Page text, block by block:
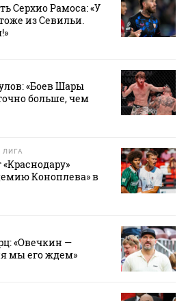
Серхио Рамоса: «У
из Севильи.
«Боев Шары
больше, чем
Коноплева» в
«Овечкин —
мы его ждем»